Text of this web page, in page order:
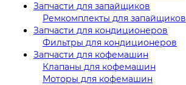
Запчасти для запайщиков
Ремкомплекты для запайщиков
Запчасти для кондиционеров
Фильтры для кондиционеров
Запчасти для кофемашин
Клапаны для кофемашин
Моторы для кофемашин